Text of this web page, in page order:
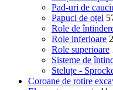
Pad-uri de
Papuci de oțel
Role de
Role inferioare
Role superioare
Sisteme de
Steluțe -
Coroane de rotire